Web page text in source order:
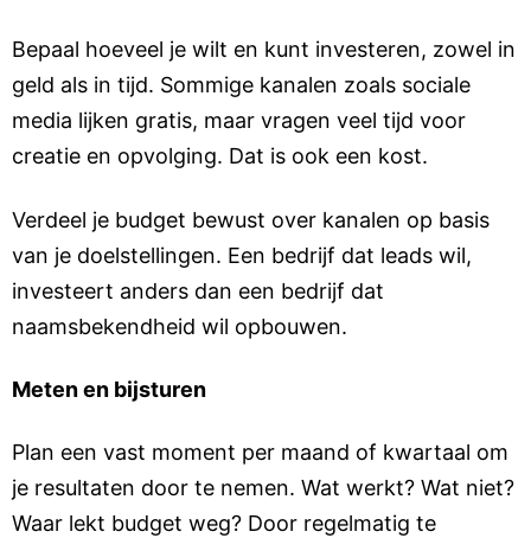
Bepaal hoeveel je wilt en kunt investeren, zowel in
geld als in tijd. Sommige kanalen zoals sociale
media lijken gratis, maar vragen veel tijd voor
creatie en opvolging. Dat is ook een kost.
Verdeel je budget bewust over kanalen op basis
van je doelstellingen. Een bedrijf dat leads wil,
investeert anders dan een bedrijf dat
naamsbekendheid wil opbouwen.
Meten en bijsturen
Plan een vast moment per maand of kwartaal om
je resultaten door te nemen. Wat werkt? Wat niet?
Waar lekt budget weg? Door regelmatig te